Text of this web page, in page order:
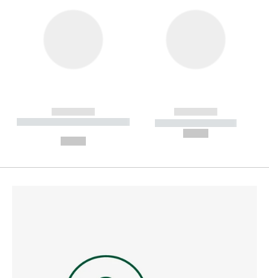
------------
----------- ----------- --------
------------
----------- -----------